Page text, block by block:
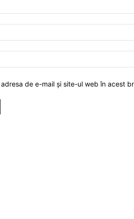
de e-mail și site-ul web în acest